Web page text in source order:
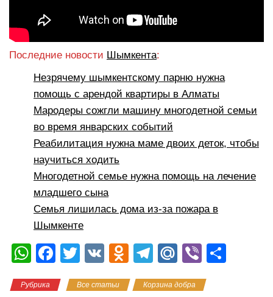
Последние новости Шымкента:
Незрячему шымкентскому парню нужна
помощь с арендой квартиры в Алматы
Мародеры сожгли машину многодетной семьи
во время январских событий
Реабилитация нужна маме двоих деток, чтобы
научиться ходить
Многодетной семье нужна помощь на лечение
младшего сына
Семья лишилась дома из-за пожара в
Шымкенте
W
at
F
c
T
tt
V
O
n
T
e
M
.R
Vi
er
Рубрика Все статьи Корзина добра